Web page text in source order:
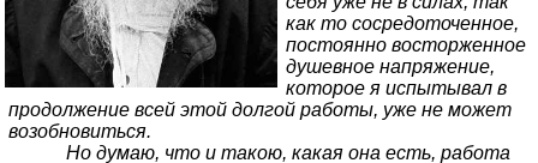
как то сосредоточенное,
постоянно восторженное
душевное напряжение,
которое я испытывал в
продолжение всей этой долгой работы, уже не может
возобновиться.
Но думаю, что и такою, какая она есть, работа